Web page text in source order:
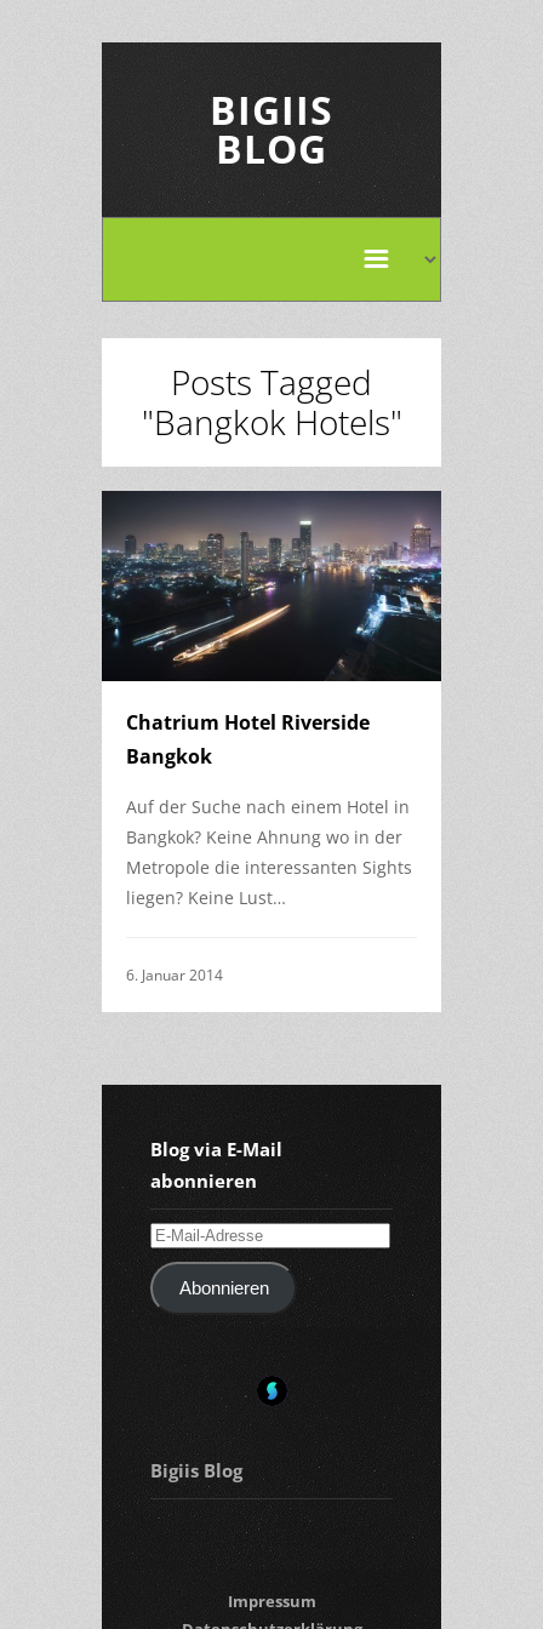
BIGIIS
BLOG
Posts Tagged
"Bangkok Hotels"
Chatrium Hotel Riverside
Bangkok
Auf der Suche nach einem Hotel in
Bangkok? Keine Ahnung wo in der
Metropole die interessanten Sights
liegen? Keine Lust…
6. Januar 2014
Blog via E-Mail
abonnieren
E-
Mail-
AdresseAbonnieren
Bigiis Blog
Impressum